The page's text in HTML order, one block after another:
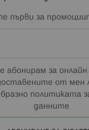
първи за
абонирам за
от мен
политиката
данните